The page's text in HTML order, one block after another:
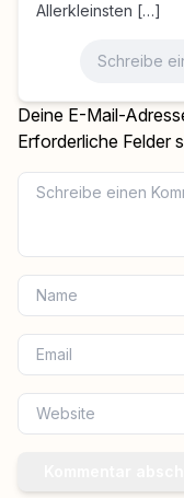
Allerkleinsten […]
Deine E-Mail-
Erforderliche Felder